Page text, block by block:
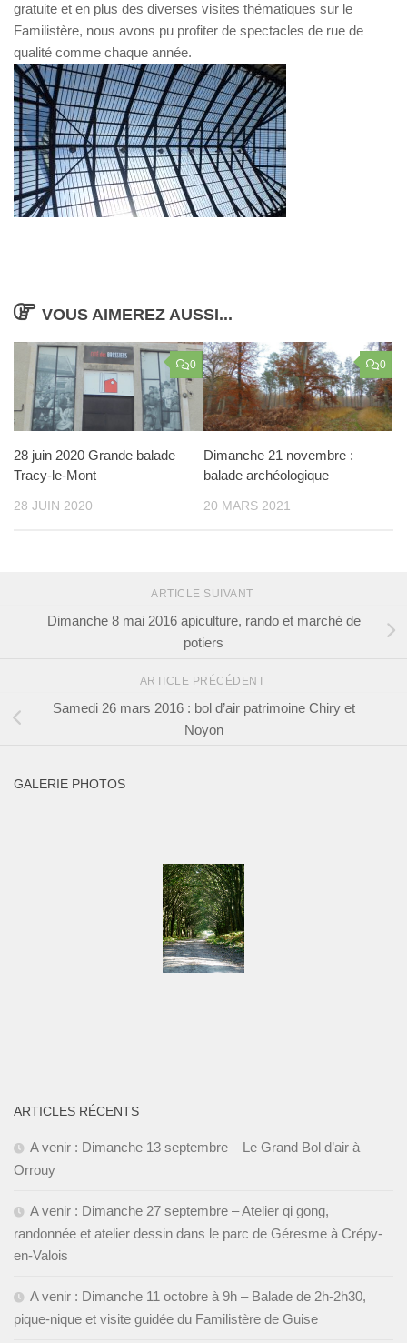
gratuite et en plus des diverses visites thématiques sur le
Familistère, nous avons pu profiter de spectacles de rue de
qualité comme chaque année.
VOUS AIMEREZ AUSSI...
0
28 juin 2020 Grande balade
Tracy-le-Mont
28 JUIN 2020
0
Dimanche 21 novembre :
balade archéologique
20 MARS 2021
ARTICLE SUIVANT
Dimanche 8 mai 2016 apiculture, rando et marché de
potiers
ARTICLE PRÉCÉDENT
Samedi 26 mars 2016 : bol d’air patrimoine Chiry et
Noyon
GALERIE PHOTOS
ARTICLES RÉCENTS
A venir : Dimanche 13 septembre – Le Grand Bol d’air à
Orrouy
A venir : Dimanche 27 septembre – Atelier qi gong,
randonnée et atelier dessin dans le parc de Géresme à Crépy-
en-Valois
A venir : Dimanche 11 octobre à 9h – Balade de 2h-2h30,
pique-nique et visite guidée du Familistère de Guise